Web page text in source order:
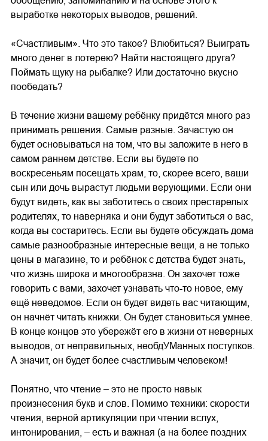
выработке некоторых выводов, решений.
«Счастливым». Что это такое? Влюбиться? Выиграть
много денег в лотерею? Найти настоящего друга?
Поймать щуку на рыбалке? Или достаточно вкусно
пообедать?
В течение жизни вашему ребёнку придётся много раз
принимать решения. Самые разные. Зачастую он
будет основываться на том, что вы заложите в него в
самом раннем детстве. Если вы будете по
воскресеньям посещать храм, то, скорее всего, ваши
сын или дочь вырастут людьми верующими. Если они
будут видеть, как вы заботитесь о своих престарелых
родителях, то наверняка и они будут заботиться о вас,
когда вы состаритесь. Если вы будете обсуждать дома
самые разнообразные интересные вещи, а не только
цены в магазине, то и ребёнок с детства будет знать,
что жизнь широка и многообразна. Он захочет тоже
говорить с вами, захочет узнавать что-то новое, ему
ещё неведомое. Если он будет видеть вас читающим,
он начнёт читать книжки. Он будет становиться умнее.
В конце концов это убережёт его в жизни от неверных
выводов, от неправильных, необдУМанных поступков.
А значит, он будет более счастливым человеком!
Понятно, что чтение – это не просто навык
произнесения букв и слов. Помимо техники: скорости
чтения, верной артикуляции при чтении вслух,
интонирования, – есть и важная (а на более поздних